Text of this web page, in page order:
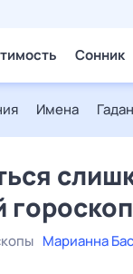
Сонник
Имена
Марианна